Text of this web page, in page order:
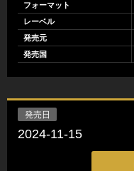
フォーマット
レーベル
発売元
発売国
発売日
2024-11-15